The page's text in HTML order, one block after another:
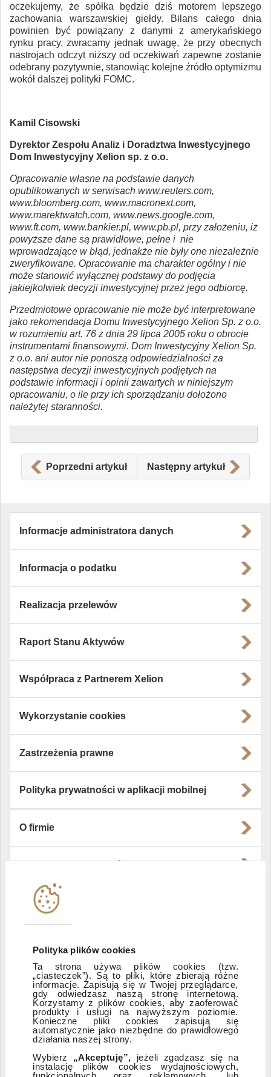
Polityka plików cookies
Ta strona używa plików cookies (tzw.
„ciasteczek”). Są to pliki, które zbierają różne
informacje. Zapisują się w Twojej przeglądarce,
gdy odwiedzasz naszą stronę internetową.
Korzystamy z plików cookies, aby zaoferować
produkty i usługi na najwyższym poziomie.
Konieczne pliki cookies zapisują się
automatycznie jako niezbędne do prawidłowego
działania naszej strony.
Wybierz „Akceptuję”, jeżeli zgadzasz się na
instalację plików cookies wydajnościowych,
oczekujemy, że spółka będzie dziś motorem lepszego
zachowania warszawskiej giełdy. Bilans całego dnia
powinien być powiązany z danymi z amerykańskiego
rynku pracy, zwracamy jednak uwagę, że przy obecnych
nastrojach odczyt niższy od oczekiwań zapewne zostanie
odebrany pozytywnie, stanowiąc kolejne źródło optymizmu
wokół dalszej polityki FOMC.
Kamil Cisowski
Dyrektor Zespołu Analiz i Doradztwa Inwestycyjnego
Dom Inwestycyjny Xelion sp. z o.o.
Opracowanie własne na podstawie danych
opublikowanych w serwisach www.reuters.com,
www.bloomberg.com, www.macronext.com,
www.marektwatch.com, www.news.google.com,
www.ft.com, www.bankier.pl, www.pb.pl, przy założeniu, iż
powyższe dane są prawidłowe, pełne i nie
wprowadzające w błąd, jednakże nie były one niezależnie
zweryfikowane. Opracowanie ma charakter ogólny i nie
może stanowić wyłącznej podstawy do podjęcia
jakiejkolwiek decyzji inwestycyjnej przez jego odbiorcę.
Przedmiotowe opracowanie nie może być interpretowane
jako rekomendacja Domu Inwestycyjnego Xelion Sp. z o.o.
w rozumieniu art. 76 z dnia 29 lipca 2005 roku o obrocie
instrumentami finansowymi. Dom Inwestycyjny Xelion Sp.
z o.o. ani autor nie ponoszą odpowiedzialności za
następstwa decyzji inwestycyjnych podjętych na
podstawie informacji i opinii zawartych w niniejszym
opracowaniu, o ile przy ich sporządzaniu dołożono
należytej staranności.
Poprzedni artykuł Następny artykuł
Informacje administratora danych
Informacja o podatku
Realizacja przelewów
Raport Stanu Aktywów
Współpraca z Partnerem Xelion
Wykorzystanie cookies
Zastrzeżenia prawne
Polityka prywatności w aplikacji mobilnej
O firmie
Instytucje współpracujące
Zastrzeżenia prawne
ESG